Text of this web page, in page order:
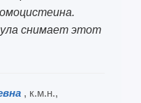
снимает этот
, к.м.н.,